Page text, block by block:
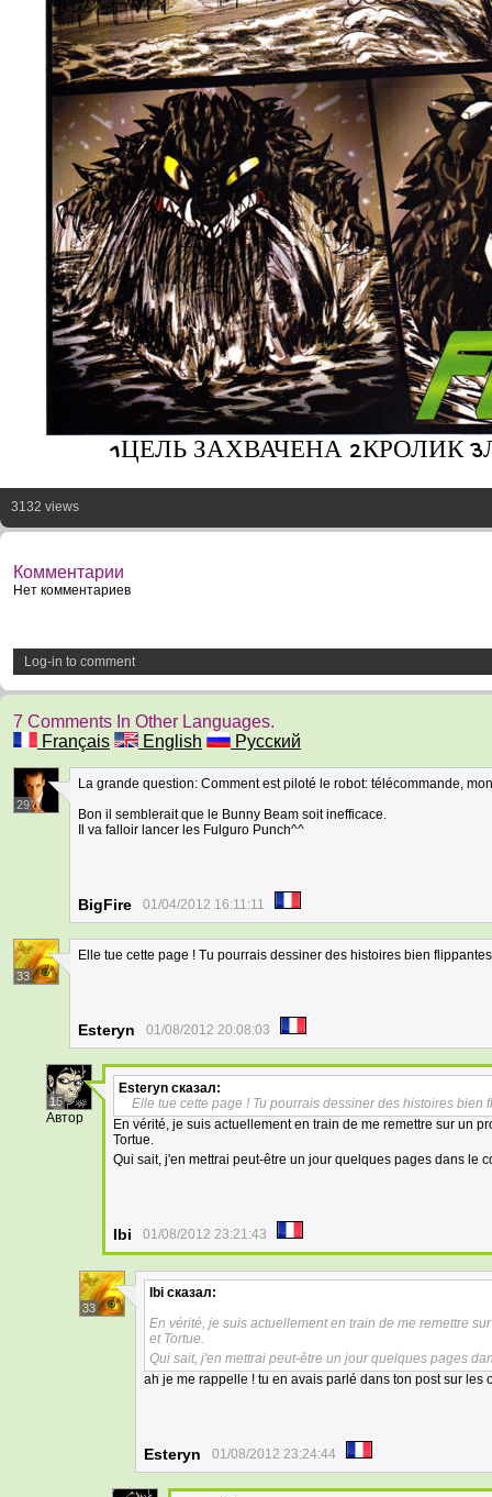
1ЦЕЛЬ ЗАХВАЧЕНА 2КРОЛИК
3132 views
Комментарии
Нет комментариев
Log-in to comment
7 Comments In Other Languages.
Français
English Русский
29
La grande question: Comment est piloté le robot: télécommande,
Bon il semblerait que le Bunny Beam soit inefficace.
Il va falloir lancer les Fulguro Punch^^
BigFire 01/04/2012 16:11:11
33
Elle tue cette page ! Tu pourrais dessiner des histoires bien
Esteryn 01/08/2012 20:08:03
15
Автор
Esteryn сказал:
Elle tue cette page ! Tu pourrais dessiner des histoires bien
En vérité, je suis actuellement en train de me remettre sur un
Tortue.
Qui sait, j'en mettrai peut-être un jour quelques pages dans le
Ibi 01/08/2012 23:21:43
33
Ibi сказал:
En vérité, je suis actuellement en train de me remettre
et Tortue.
Qui sait, j'en mettrai peut-être un jour quelques pages
ah je me rappelle ! tu en avais parlé dans ton post sur les
Esteryn 01/08/2012 23:24:44